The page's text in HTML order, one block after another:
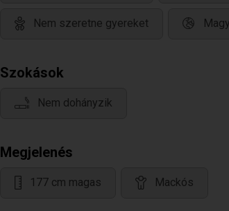
Nem szeretne gyereket
Szokások
Nem dohányzik
Megjelenés
177 cm magas Mackós